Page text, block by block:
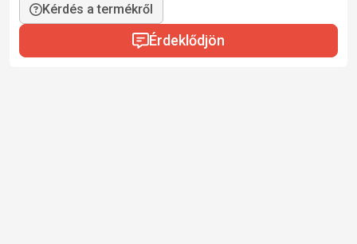
Kérdés a termékről
Érdeklődjön